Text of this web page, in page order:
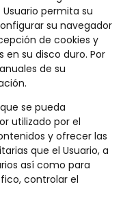
Usuario permita su
su navegador
de cookies y
su disco duro. Por
de su
se pueda
utilizado por el
y ofrecer las
que el Usuario, a
así como para
controlar el